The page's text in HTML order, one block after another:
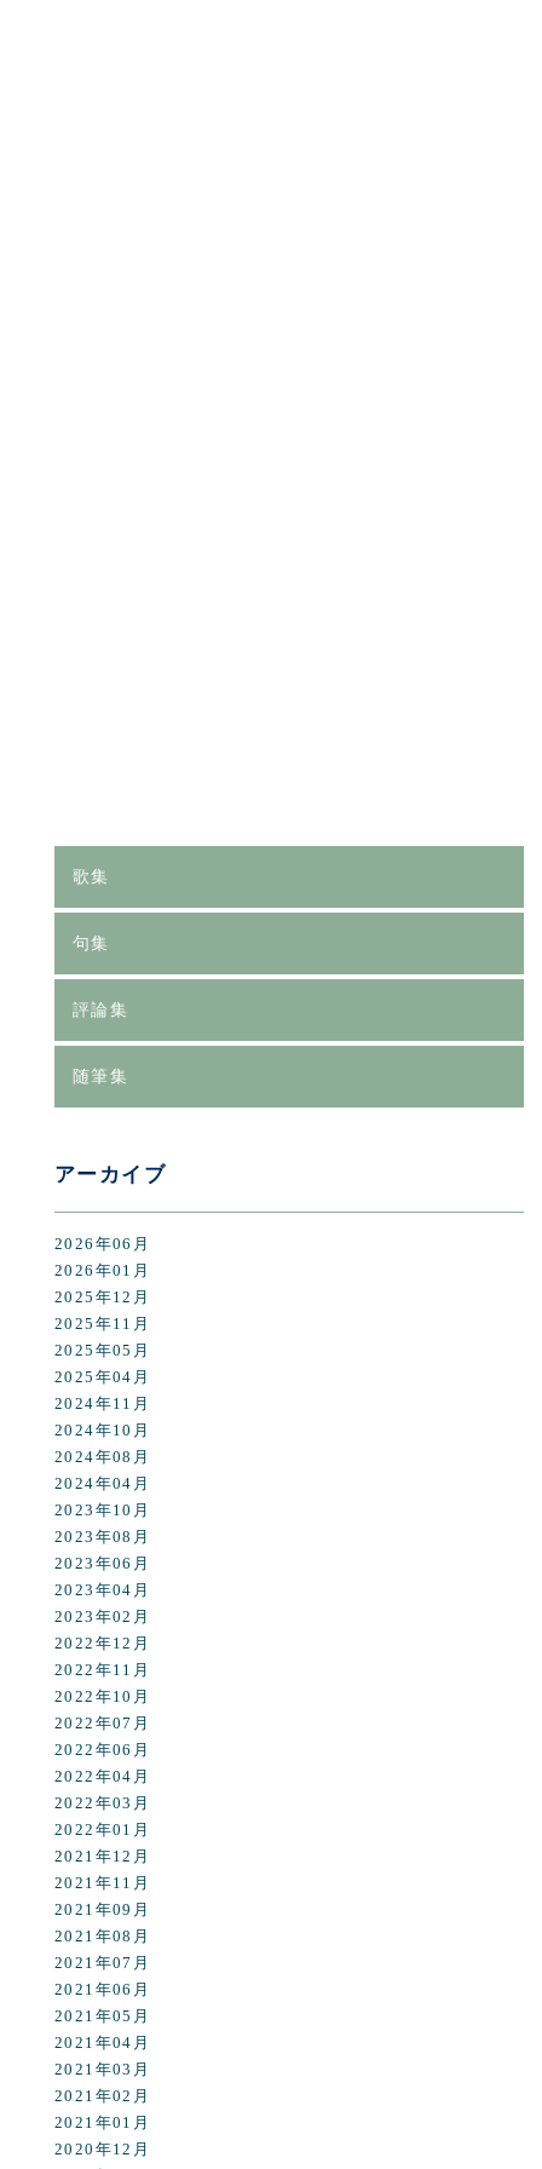
歌集
句集
評論集
随筆集
アーカイブ
2026年06月
2026年01月
2025年12月
2025年11月
2025年05月
2025年04月
2024年11月
2024年10月
2024年08月
2024年04月
2023年10月
2023年08月
2023年06月
2023年04月
2023年02月
2022年12月
2022年11月
2022年10月
2022年07月
2022年06月
2022年04月
2022年03月
2022年01月
2021年12月
2021年11月
2021年09月
2021年08月
2021年07月
2021年06月
2021年05月
2021年04月
2021年03月
2021年02月
2021年01月
2020年12月